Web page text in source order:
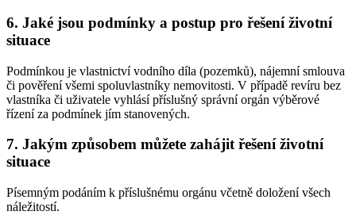
6. Jaké jsou podmínky a postup pro řešení životní
situace
Podmínkou je vlastnictví vodního díla (pozemků), nájemní smlouva
či pověření všemi spoluvlastníky nemovitosti. V případě revíru bez
vlastníka či uživatele vyhlásí příslušný správní orgán výběrové
řízení za podmínek jím stanovených.
7. Jakým způsobem můžete zahájit řešení životní
situace
Písemným podáním k příslušnému orgánu včetně doložení všech
náležitostí.